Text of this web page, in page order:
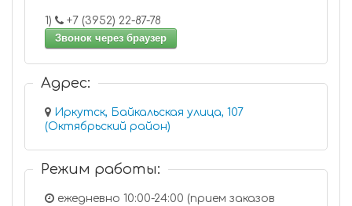
1)
+7 (3952) 22-87-78
Звонок через браузер
Адрес:
Иркутск, Байкальская улица, 107
(Октябрьский район)
Режим работы:
ежедневно 10:00-24:00 (прием заказов